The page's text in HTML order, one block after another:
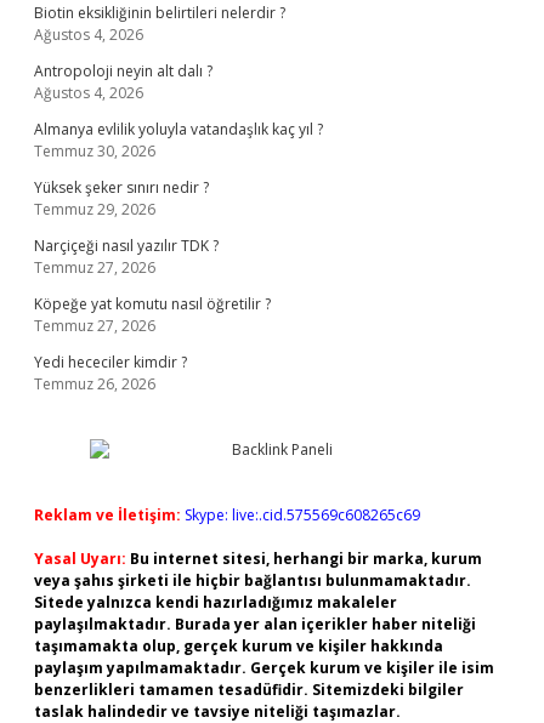
Biotin eksikliğinin belirtileri nelerdir ?
Ağustos 4, 2026
Antropoloji neyin alt dalı ?
Ağustos 4, 2026
Almanya evlilik yoluyla vatandaşlık kaç yıl ?
Temmuz 30, 2026
Yüksek şeker sınırı nedir ?
Temmuz 29, 2026
Narçiçeği nasıl yazılır TDK ?
Temmuz 27, 2026
Köpeğe yat komutu nasıl öğretilir ?
Temmuz 27, 2026
Yedi hececiler kimdir ?
Temmuz 26, 2026
Reklam ve İletişim: Skype: live:.cid.575569c608265c69
Yasal Uyarı: Bu internet sitesi, herhangi bir marka, kurum
veya şahıs şirketi ile hiçbir bağlantısı bulunmamaktadır.
Sitede yalnızca kendi hazırladığımız makaleler
paylaşılmaktadır. Burada yer alan içerikler haber niteliği
taşımamakta olup, gerçek kurum ve kişiler hakkında
paylaşım yapılmamaktadır. Gerçek kurum ve kişiler ile isim
benzerlikleri tamamen tesadüfidir. Sitemizdeki bilgiler
taslak halindedir ve tavsiye niteliği taşımazlar.